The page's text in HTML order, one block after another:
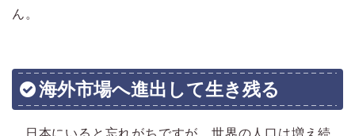
ん。
海外市場へ進出して生き残る
日本にいると忘れがちですが、世界の人口は増え続